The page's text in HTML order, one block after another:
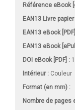
Référence eBook
EAN13 Livre papier
EAN13 eBook
EAN13 eBook
DOI eBook [PDF] :
Intérieur : Couleur
Format (en mm) :
Nombre de pages